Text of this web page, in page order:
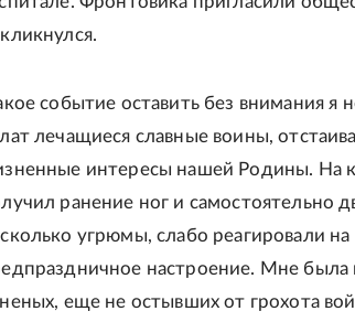
событие оставить без внимания
лечащиеся славные воины,
интересы нашей Родины. На
ранение ног и самостоятельно
угрюмы, слабо реагировали
настроение. Мне была
еще не остывших от грохота